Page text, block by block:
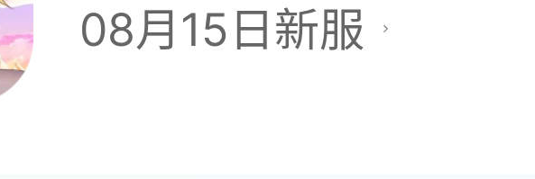
08月15日新服
唉，我服了，有些关卡怪